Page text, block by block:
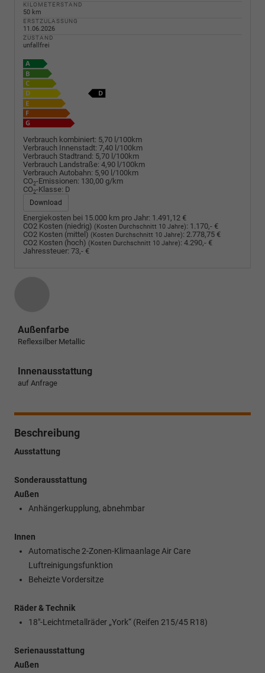
KILOMETERSTAND
50 km
ERSTZULASSUNG
11.06.2026
ZUSTAND
unfallfrei
Verbrauch kombiniert: 5,70 l/100km
Verbrauch Innenstadt: 7,40 l/100km
Verbrauch Stadtrand: 5,70 l/100km
Verbrauch Landstraße: 4,90 l/100km
Verbrauch Autobahn: 5,90 l/100km
CO2-Emissionen: 130,00 g/km
CO2-Klasse: D
Download
Energiekosten bei 15.000 km pro Jahr: 1.491,12 €
CO2 Kosten (niedrig) (Kosten Durchschnitt 10 Jahre): 1.170,- €
CO2 Kosten (mittel) (Kosten Durchschnitt 10 Jahre): 2.778,75 €
CO2 Kosten (hoch) (Kosten Durchschnitt 10 Jahre): 4.290,- €
Jahressteuer: 73,- €
Außenfarbe
Reflexsilber Metallic
Innenausstattung
auf Anfrage
Beschreibung
Ausstattung
Sonderausstattung
Außen
Anhängerkupplung, abnehmbar
Innen
Automatische 2-Zonen-Klimaanlage Air Care
Luftreinigungsfunktion
Beheizte Vordersitze
Räder & Technik
18"-Leichtmetallräder „York“ (Reifen 215/45 R18)
Serienausstattung
Außen